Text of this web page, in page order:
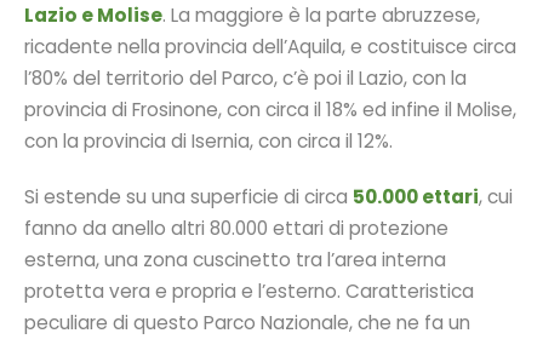
Lazio e Molise. La maggiore è la parte abruzzese,
ricadente nella provincia dell’Aquila, e costituisce circa
l’80% del territorio del Parco, c’è poi il Lazio, con la
provincia di Frosinone, con circa il 18% ed infine il Molise,
con la provincia di Isernia, con circa il 12%.
Si estende su una superficie di circa 50.000 ettari, cui
fanno da anello altri 80.000 ettari di protezione
esterna, una zona cuscinetto tra l’area interna
protetta vera e propria e l’esterno. Caratteristica
peculiare di questo Parco Nazionale, che ne fa un